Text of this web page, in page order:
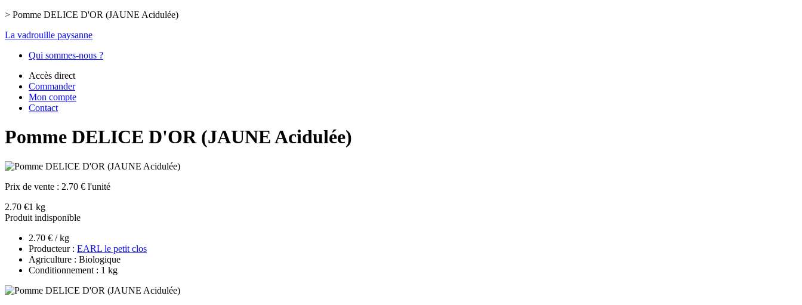
> Pomme DELICE D'OR (JAUNE Acidulée)
La vadrouille paysanne
Qui sommes-nous ?
Accès direct
Commander
Mon compte
Contact
Pomme DELICE D'OR (JAUNE Acidulée)
Prix de vente : 2.70 € l'unité
2.70 €1 kg
Produit indisponible
2.70 € / kg
Producteur : EARL le petit clos
Agriculture : Biologique
Conditionnement : 1 kg